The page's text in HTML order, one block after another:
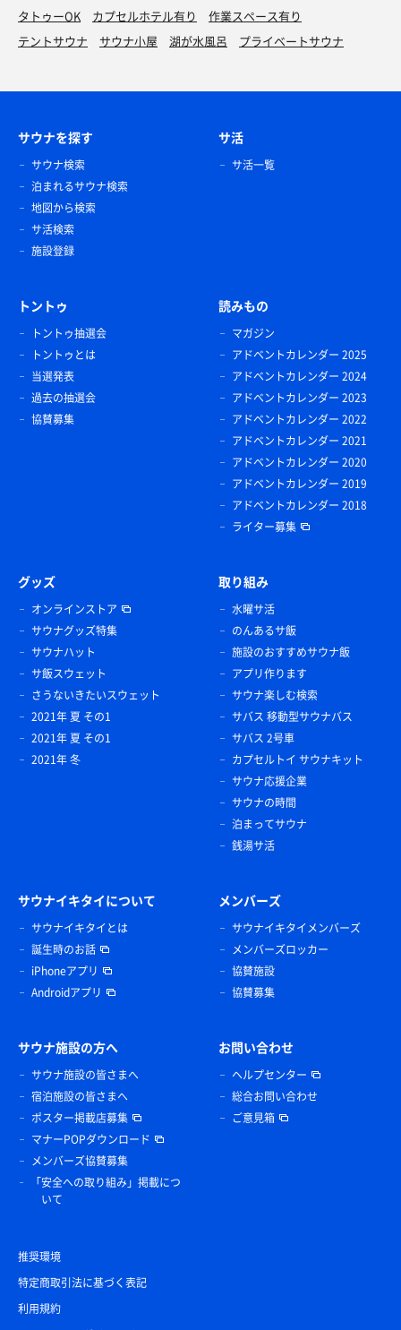
タトゥーOK
カプセルホテル有り
作業スペース有り
テントサウナ
サウナ小屋 湖が水風呂 プライベートサウナ
サウナを探す
サウナ検索
泊まれるサウナ検索
地図から検索
サ活検索
施設登録
サ活
サ活一覧
トントゥ
トントゥ抽選会
トントゥとは
当選発表
過去の抽選会
協賛募集
読みもの
マガジン
アドベントカレンダー 2025
アドベントカレンダー 2024
アドベントカレンダー 2023
アドベントカレンダー 2022
アドベントカレンダー 2021
アドベントカレンダー 2020
アドベントカレンダー 2019
アドベントカレンダー 2018
ライター募集
グッズ
オンラインストア
サウナグッズ特集
サウナハット
サ飯スウェット
さうないきたいスウェット
2021年 夏 その1
2021年 夏 その1
2021年 冬
取り組み
水曜サ活
のんあるサ飯
施設のおすすめサウナ飯
アプリ作ります
サウナ楽しむ検索
サバス 移動型サウナバス
サバス 2号車
カプセルトイ サウナキット
サウナ応援企業
サウナの時間
泊まってサウナ
銭湯サ活
サウナイキタイについて
サウナイキタイとは
誕生時のお話
iPhoneアプリ
Androidアプリ
メンバーズ
サウナイキタイメンバーズ
メンバーズロッカー
協賛施設
協賛募集
サウナ施設の方へ
サウナ施設の皆さまへ
宿泊施設の皆さまへ
ポスター掲載店募集
マナーPOPダウンロード
メンバーズ協賛募集
「安全への取り組み」掲載につ
いて
お問い合わせ
ヘルプセンター
総合お問い合わせ
ご意見箱
推奨環境
特定商取引法に基づく表記
利用規約